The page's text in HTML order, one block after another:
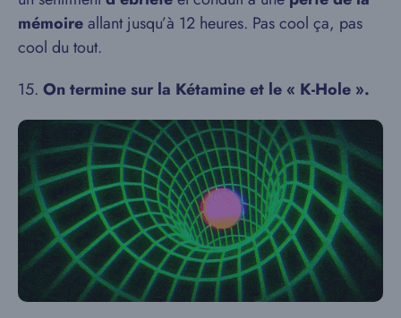
mémoireallant jusqu’à 12 heures. Pas cool ça, pas
cool du tout.
15. On termine sur la Kétamine et le « K-Hole ».